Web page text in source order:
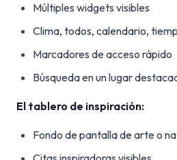
Múltiples widgets visibles
Clima, todos, calendario,
Marcadores de acceso rápido
Búsqueda en un lugar
El tablero de inspiración:
Fondo de pantalla de arte o